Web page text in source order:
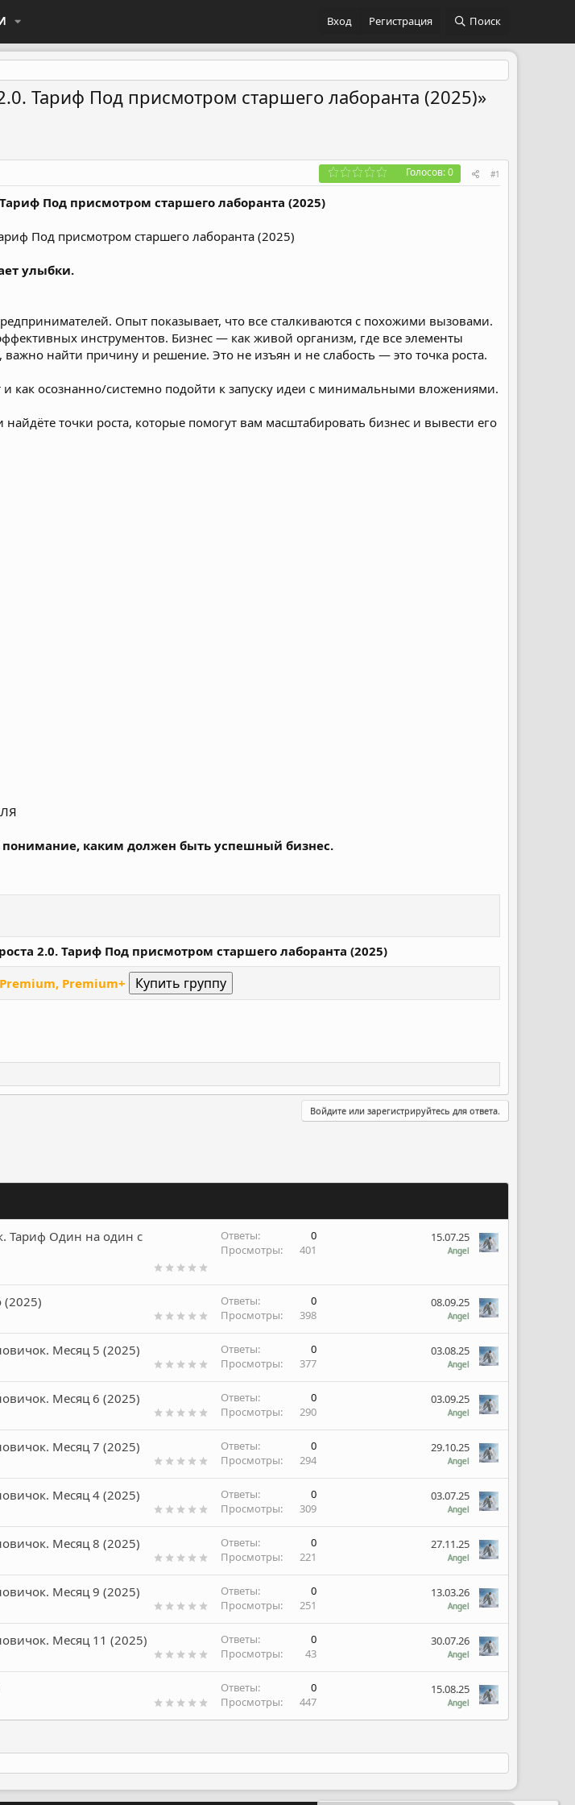
Вход Регистрация Поиск
Тариф Под присмотром старшего лаборанта (2025)»
Голосов: 0 #1
Под присмотром старшего лаборанта (2025)
улыбки.
Опыт показывает, что все сталкиваются с похожими вызовами.
инструментов. Бизнес — как живой организм, где все элементы
важно найти причину и решение. Это не изъян и не слабость — это точка роста.
и как осознанно/системно подойти к запуску идеи с минимальными вложениями.
точки роста, которые помогут вам масштабировать бизнес и вывести его
понимание, каким должен быть успешный бизнес.
2.0. Тариф Под присмотром старшего лаборанта (2025)
Premium, Premium+
Войдите или зарегистрируйтесь для ответа.
Тариф Один на один с
Ответы
0
Просмотры
401
15.07.25
Angel
(2025) Ответы
0
Просмотры
398
08.09.25
Angel
Месяц 5 (2025) Ответы
0
Просмотры
377
03.08.25
Angel
Месяц 6 (2025) Ответы
0
Просмотры
290
03.09.25
Angel
Месяц 7 (2025) Ответы
0
Просмотры
294
29.10.25
Angel
Месяц 4 (2025) Ответы
0
Просмотры
309
03.07.25
Angel
Месяц 8 (2025) Ответы
0
Просмотры
221
27.11.25
Angel
Месяц 9 (2025) Ответы
0
Просмотры
251
13.03.26
Angel
Месяц 11 (2025) Ответы
0
Просмотры
43
30.07.26
Angel
Ответы
0
Просмотры
447
15.08.25
Angel